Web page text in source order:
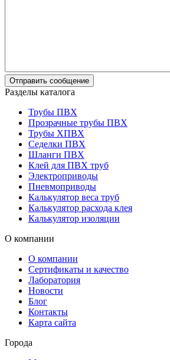
Разделы каталога
Трубы ПВХ
Прозрачные трубы ПВХ
Трубы ХПВХ
Седелки ПВХ
Шланги ПВХ
Клей для ПВХ труб
Электроприводы
Пневмоприводы
Калькулятор веса труб
Калькулятор расхода клея
Калькулятор изоляции
О компании
О компании
Сертификаты и качество
Лаборатория
Новости
Блог
Контакты
Карта сайта
Города